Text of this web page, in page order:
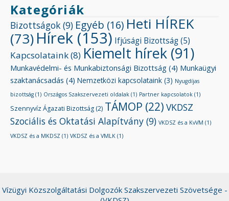
Kategóriák
Bizottságok (9) Egyéb (16) Heti HÍREK
(73)Hírek (153) Ifjúsági Bizottság(5)
Kapcsolataink(8) Kiemelt hírek (91)
Munkavédelmi- és Munkabiztonsági Bizottság (4) Munkaügyi
szaktanácsadás (4) Nemzetközi kapcsolataink (3) Nyugdíjas
bizottság (1) Országos Szakszervezeti oldalak (1) Partner kapcsolatok (1)
Szennyvíz Ágazati Bizottság (2) TÁMOP (22) VKDSZ
Szociális és Oktatási Alapítvány (9) VKDSZ és a KvVM (1)
VKDSZ és a MKDSZ (1) VKDSZ és a VMLK (1)
Vízügyi Közszolgáltatási Dolgozók Szakszervezeti Szövetsége -